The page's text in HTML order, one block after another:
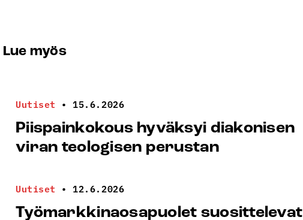
Lue myös
Uutiset • 15.6.2026
Piispainkokous hyväksyi diakonisen
viran teologisen perustan
Uutiset • 12.6.2026
Työmarkkinaosapuolet suosittelevat